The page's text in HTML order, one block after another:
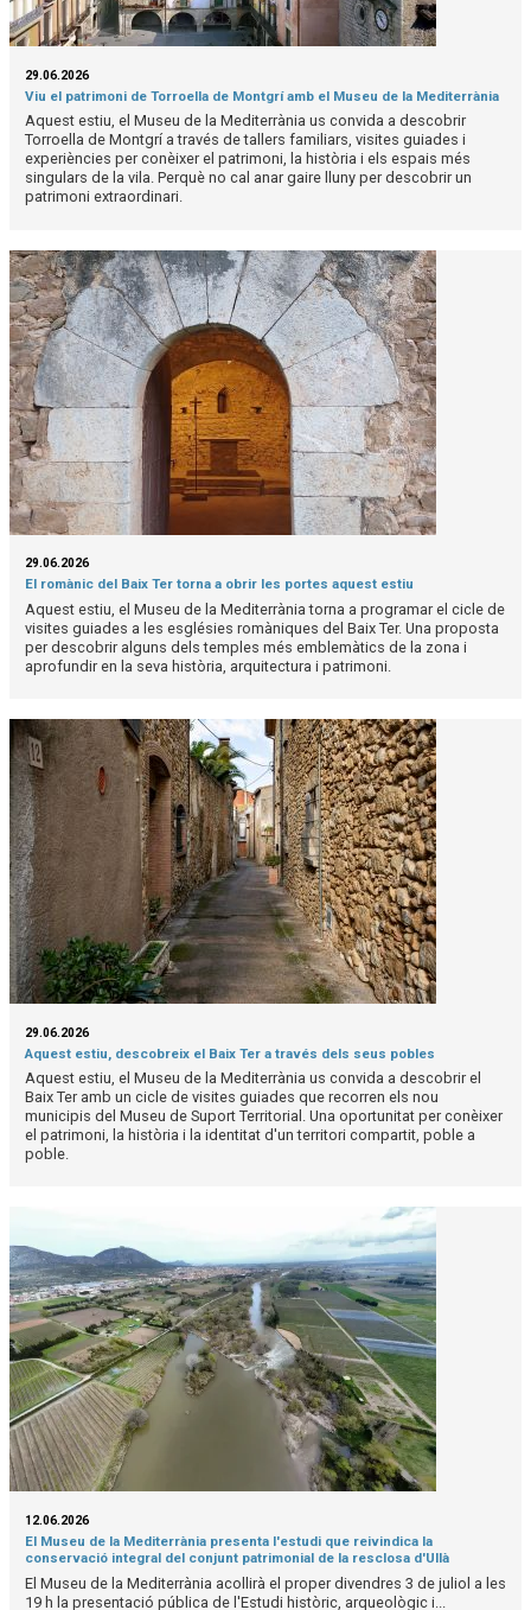
29.06.2026
Viu el patrimoni de Torroella de Montgrí amb el Museu de la Mediterrània
Aquest estiu, el Museu de la Mediterrània us convida a descobrir
Torroella de Montgrí a través de tallers familiars, visites guiades i
experiències per conèixer el patrimoni, la història i els espais més
singulars de la vila. Perquè no cal anar gaire lluny per descobrir un
patrimoni extraordinari.
29.06.2026
El romànic del Baix Ter torna a obrir les portes aquest estiu
Aquest estiu, el Museu de la Mediterrània torna a programar el cicle de
visites guiades a les esglésies romàniques del Baix Ter. Una proposta
per descobrir alguns dels temples més emblemàtics de la zona i
aprofundir en la seva història, arquitectura i patrimoni.
29.06.2026
Aquest estiu, descobreix el Baix Ter a través dels seus pobles
Aquest estiu, el Museu de la Mediterrània us convida a descobrir el
Baix Ter amb un cicle de visites guiades que recorren els nou
municipis del Museu de Suport Territorial. Una oportunitat per conèixer
el patrimoni, la història i la identitat d'un territori compartit, poble a
poble.
12.06.2026
El Museu de la Mediterrània presenta l'estudi que reivindica la
conservació integral del conjunt patrimonial de la resclosa d'Ullà
El Museu de la Mediterrània acollirà el proper divendres 3 de juliol a les
19 h la presentació pública de l'Estudi històric, arqueològic i...